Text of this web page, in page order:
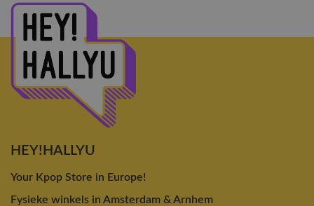
HEY!HALLYU
Your Kpop Store in Europe!
Fysieke winkels in Amsterdam & Arnhem